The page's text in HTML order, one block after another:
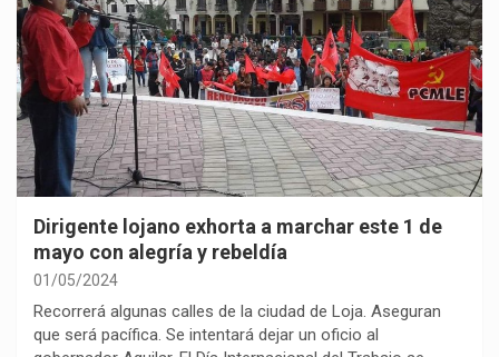
Dirigente lojano exhorta a marchar este 1 de
mayo con alegría y rebeldía
01/05/2024
Recorrerá algunas calles de la ciudad de Loja. Aseguran
que será pacífica. Se intentará dejar un oficio al